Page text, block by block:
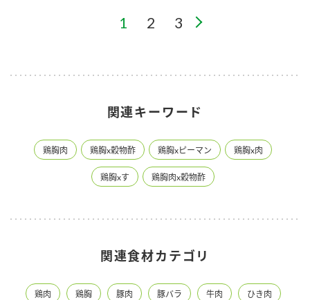
1 2 3
関連キーワード
鶏胸肉 鶏胸x穀物酢 鶏胸xピーマン 鶏胸x肉
鶏胸xす 鶏胸肉x穀物酢
関連食材カテゴリ
鶏肉 鶏胸 豚肉 豚バラ 牛肉 ひき肉